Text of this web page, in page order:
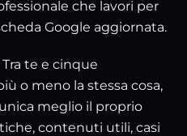
che lavori per
Google aggiornata.
te e cinque
o meno la stessa cosa,
meglio il proprio
contenuti utili, casi